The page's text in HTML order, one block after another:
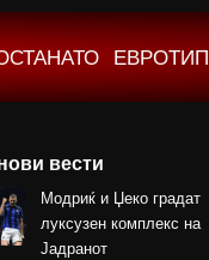
ЕВРОТИП
вести
Модриќ и Џеко градат
луксузен комплекс на
Јадранот